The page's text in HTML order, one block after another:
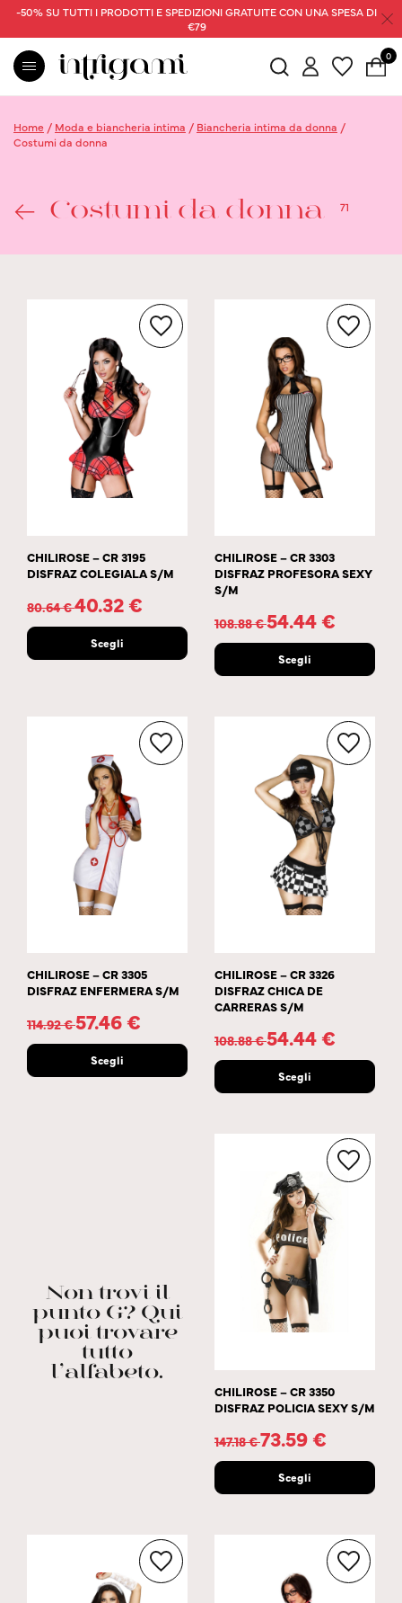
-50% SU TUTTI I PRODOTTI E SPEDIZIONI GRATUITE CON UNA SPESA DI
€79
0
Home / Moda e biancheria intima / Biancheria intima da donna /
Costumi da donna
Costumi da donna 71
CHILIROSE – CR 3195
DISFRAZ COLEGIALA S/M
80.64€40.32€
Scegli
CHILIROSE – CR 3303
DISFRAZ PROFESORA SEXY
S/M
108.88€54.44€
Scegli
CHILIROSE – CR 3305
DISFRAZ ENFERMERA S/M
114.92€57.46€
Scegli
CHILIROSE – CR 3326
DISFRAZ CHICA DE
CARRERAS S/M
108.88€54.44€
Scegli
Non trovi il
punto G? Qui
puoi trovare
tutto
l’alfabeto.
CHILIROSE – CR 3350
DISFRAZ POLICIA SEXY S/M
147.18€73.59€
Scegli